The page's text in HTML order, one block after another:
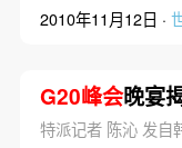
2010年11月12日 ·
G20峰会晚宴
特派记者 陈沁 发自